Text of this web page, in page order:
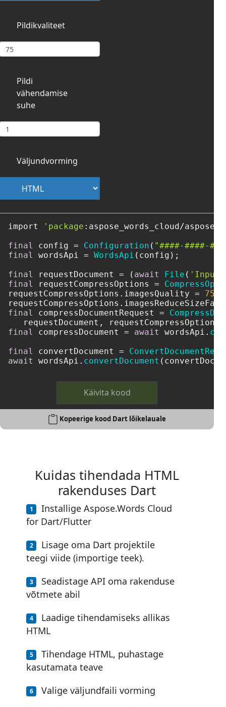
Pildikvaliteet
Pildi
vähendamise
suhe
Väljundvorming
import 'package :aspose_words_cloud/
final
config = Configuration ( "####-####-
final
wordsApi = WordsApi (config);
final
requestDocument = ( await File ( 'Input
final
requestCompressOptions =
requestCompressOptions.imagesQuality = 75
final
compressDocumentRequest =
final
compressDocument = await wordsApi.
final
convertDocument =
await
wordsApi. convertDocument
Käivita kood
Kopeerige kood Dart lõikelauale
Kuidas tihendada HTML
rakenduses Dart
Installige Aspose.Words Cloud
for Dart/Flutter
Lisage oma Dart projektile
teegi viide (importige teek).
Seadistage API oma rakenduse
võtmete abil
Laadige tihendamiseks allikas
HTML
Tihendage HTML, puhastage
kasutamata teave
Valige väljundfaili vorming